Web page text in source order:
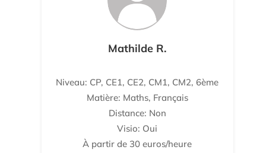
Mathilde R.
Niveau: CP, CE1, CE2, CM1, CM2, 6ème
Matière: Maths, Français
Distance: Non
Visio: Oui
À partir de 30 euros/heure